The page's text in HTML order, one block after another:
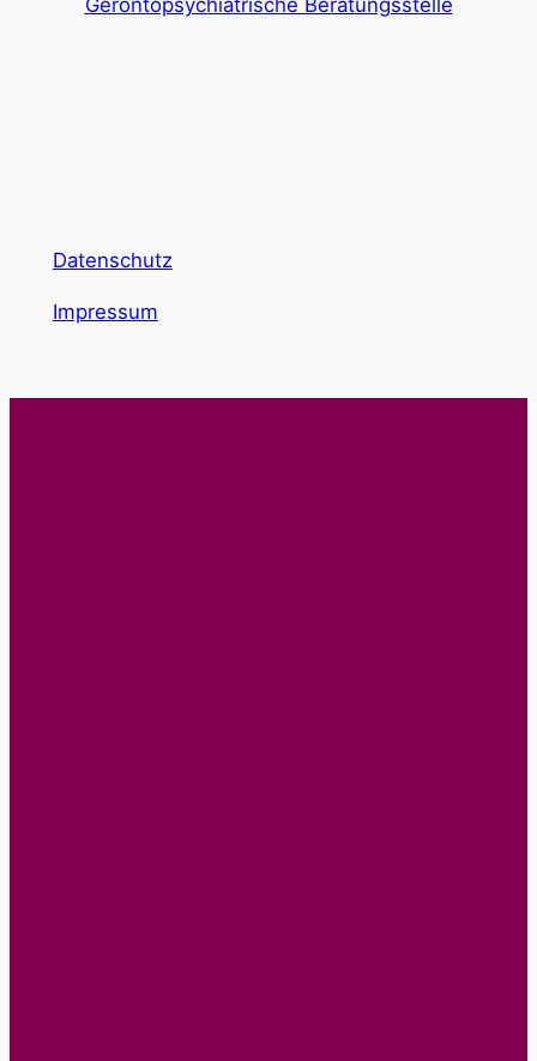
Gerontopsychiatrische Beratungsstelle
Datenschutz
Impressum